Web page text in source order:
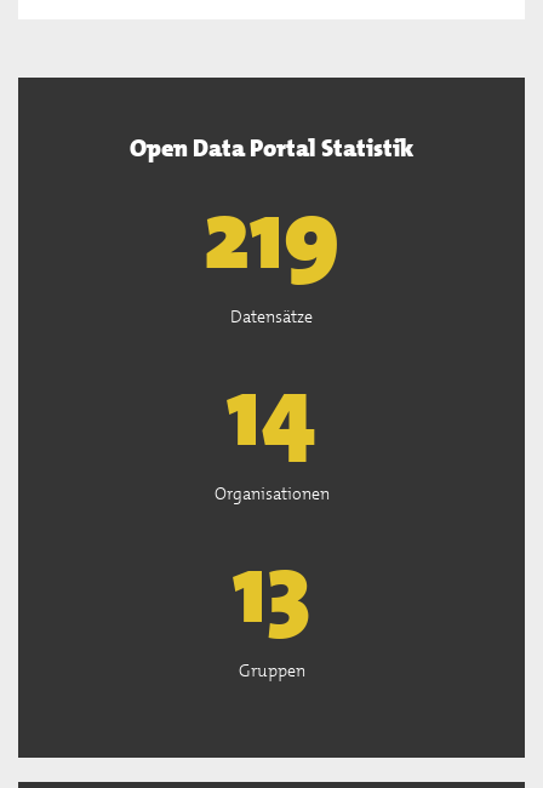
Open Data Portal Statistik
221
Datensätze
15
Organisationen
13
Gruppen